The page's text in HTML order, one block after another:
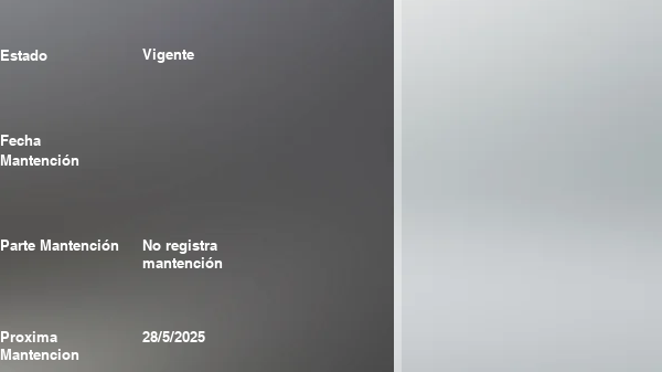
Estado Vigente
Fecha
Mantención
Parte Mantención
No registra
mantención
Proxima
Mantencion
28/5/2025